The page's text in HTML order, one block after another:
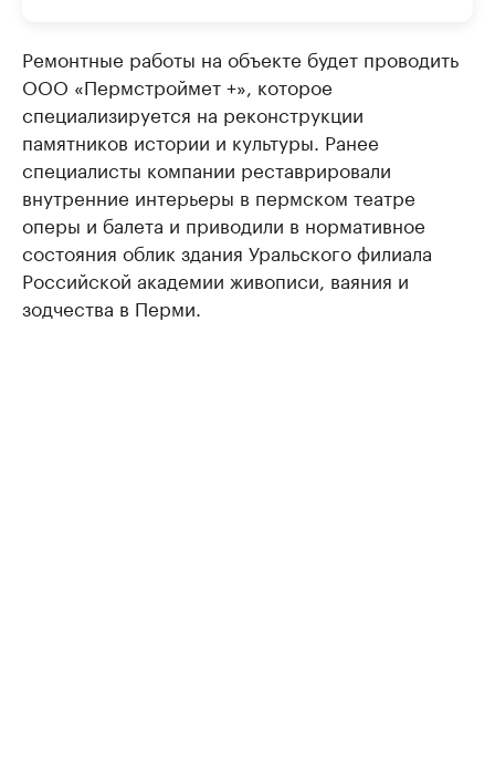
Ремонтные работы на объекте будет проводить
ООО «Пермстроймет +», которое
специализируется на реконструкции
памятников истории и культуры. Ранее
специалисты компании реставрировали
внутренние интерьеры в пермском театре
оперы и балета и приводили в нормативное
состояния облик здания Уральского филиала
Российской академии живописи, ваяния и
зодчества в Перми.